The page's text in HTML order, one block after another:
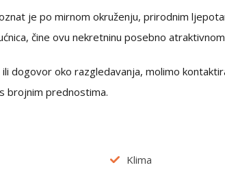
je po mirnom okruženju, prirodnim
čine ovu nekretninu posebno
ili dogovor oko razgledavanja, molimo
brojnim prednostima.
Klima